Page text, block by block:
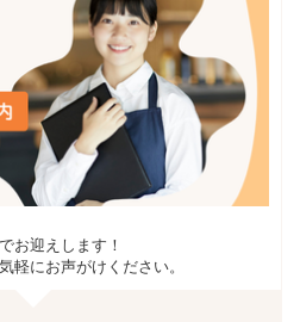
お迎えします！
軽にお声がけください。